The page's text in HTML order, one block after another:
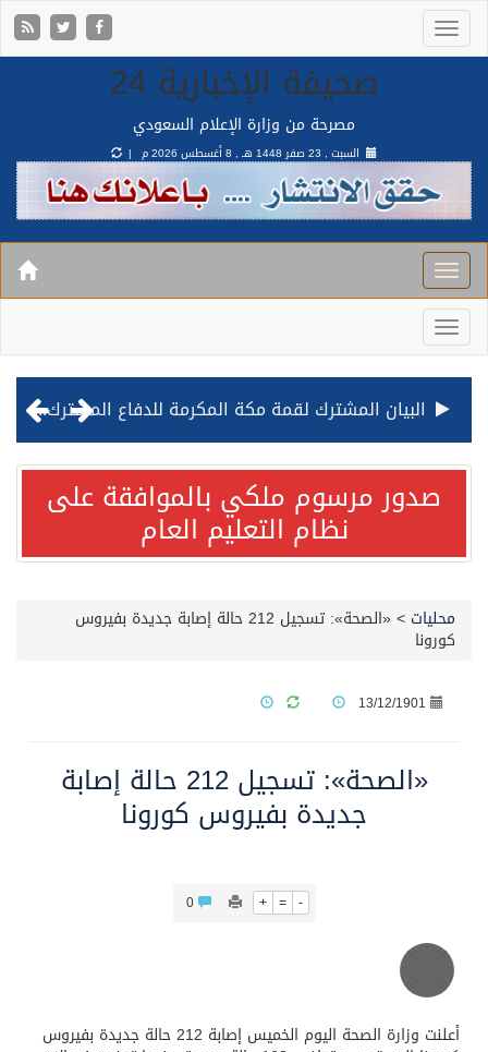
صحيفة الإخبارية 24
مصرحة من وزارة الإعلام السعودي
السبت , 23 صفر 1448 هـ , 8 أغسطس 2026 م |
البيان المشترك لقمة مكة المكرمة للدفاع المشترك بين المملكة وتركيا وباكستان
قيادة القوات المشتركة للتحالف: نفذنا عملية رد عسكري متناسبة لأهداف عسكرية مشروعة تابعة للمليشيا الحوثية الإرهابية في محافظة الحديدة
محافظ عفيف يؤدي صلاة عيد الأضحى
صدور مرسوم ملكي بالموافقة على
نظام التعليم العام
محليات > «الصحة»: تسجيل 212 حالة إصابة جديدة بفيروس
كورونا
13/12/1901
«الصحة»: تسجيل 212 حالة إصابة
جديدة بفيروس كورونا
+ = -
0
أعلنت وزارة الصحة اليوم الخميس إصابة 212 حالة جديدة بفيروس